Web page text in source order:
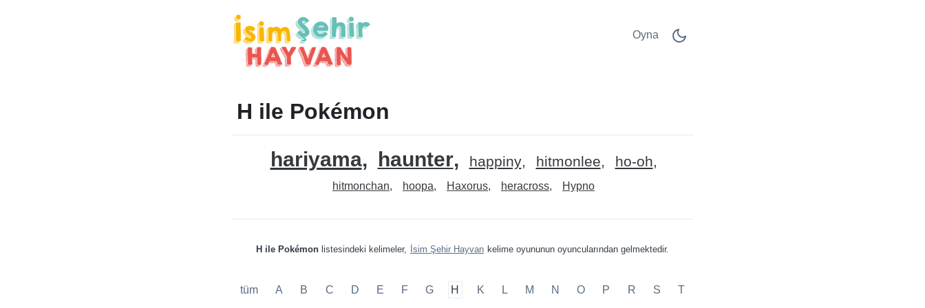
Oyna
H ile Pokémon
hariyama haunter happiny hitmonlee ho-oh
hitmonchan hoopa Haxorus heracross Hypno
H ile Pokémon listesindeki kelimeler, İsim Şehir Hayvan kelime oyununun oyuncularından gelmektedir.
tüm A B C D E F G H K L M N O P R S T